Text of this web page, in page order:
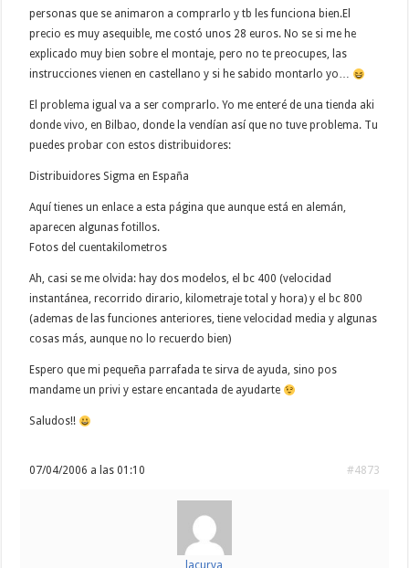
personas que se animaron a comprarlo y tb les funciona bien.El
precio es muy asequible, me costó unos 28 euros. No se si me he
explicado muy bien sobre el montaje, pero no te preocupes, las
instrucciones vienen en castellano y si he sabido montarlo yo…
El problema igual va a ser comprarlo. Yo me enteré de una tienda aki
donde vivo, en Bilbao, donde la vendían así que no tuve problema. Tu
puedes probar con estos distribuidores:
Distribuidores Sigma en España
Aquí tienes un enlace a esta página que aunque está en alemán,
aparecen algunas fotillos.
Fotos del cuentakilometros
Ah, casi se me olvida: hay dos modelos, el bc 400 (velocidad
instantánea, recorrido dirario, kilometraje total y hora) y el bc 800
(ademas de las funciones anteriores, tiene velocidad media y algunas
cosas más, aunque no lo recuerdo bien)
Espero que mi pequeña parrafada te sirva de ayuda, sino pos
mandame un privi y estare encantada de ayudarte
Saludos!!
07/04/2006 a las 01:10 #4873